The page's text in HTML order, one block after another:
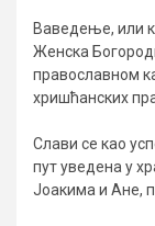
Ваведење, или
Женска
православном
хришћанских
Слави се као
пут уведена у
Јоакима и Ане,